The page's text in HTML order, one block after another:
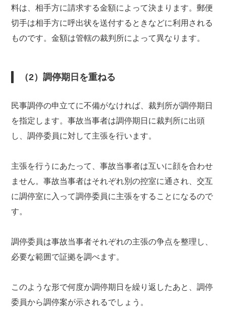
料は、相手方に請求する金額によって決まります。郵便
切手は相手方に呼出状を送付するときなどに利用される
ものです。金額は管轄の裁判所によって異なります。
（2）調停期日を重ねる
民事調停の申立てに不備がなければ、裁判所が調停期日
を指定します。事故当事者は調停期日に裁判所に出頭
し、調停委員に対して主張を行います。
主張を行うにあたって、事故当事者は互いに顔を合わせ
ません。事故当事者はそれぞれ別の控室に通され、交互
に調停室に入って調停委員に主張をすることになるので
す。
調停委員は事故当事者それぞれの主張の争点を整理し、
必要な範囲で証拠を調べます。
このような形で何度か調停期日を繰り返したあと、調停
委員から調停案が示されるでしょう。